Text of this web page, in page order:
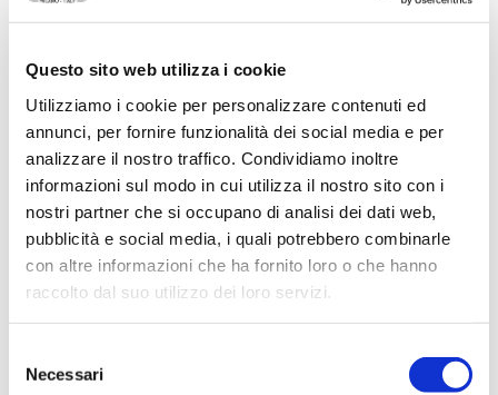
Questo sito web utilizza i cookie
Utilizziamo i cookie per personalizzare contenuti ed
annunci, per fornire funzionalità dei social media e per
analizzare il nostro traffico. Condividiamo inoltre
informazioni sul modo in cui utilizza il nostro sito con i
nostri partner che si occupano di analisi dei dati web,
pubblicità e social media, i quali potrebbero combinarle
con altre informazioni che ha fornito loro o che hanno
raccolto dal suo utilizzo dei loro servizi.
delNecessari
DOLCE & MANIA | ACQUA